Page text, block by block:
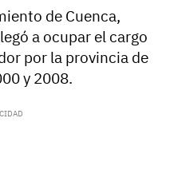
de Cuenca,
a ocupar el cargo
por la provincia de
y 2008.